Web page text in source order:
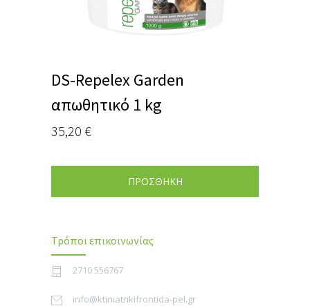
DS-Repelex Garden
απωθητικό 1 kg
35,20 €
ΠΡΟΣΘΗΚΗ
Τρόποι επικοινωνίας
2710 556767
info@ktiniatrikifrontida-pel.gr